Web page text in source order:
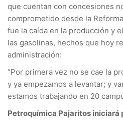
que cuentan con concesiones
comprometido desde la
fue la caída en la producción y
las gasolinas, hechos que hoy
administración:
“Por primera vez no se cae la
y ya empezamos a levantar; y
estamos trabajando en 20
Petroquímica Pajaritos iniciará